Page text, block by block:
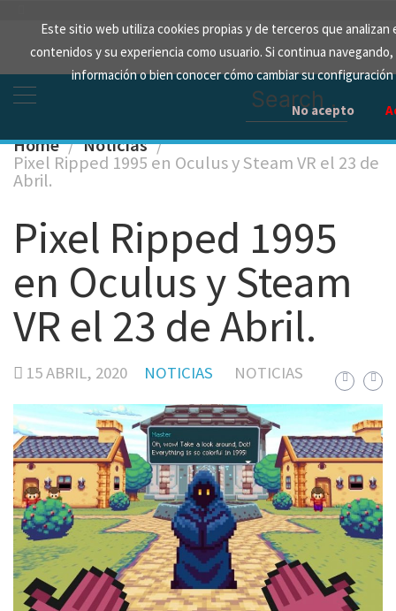
Este sitio web utiliza cookies propias y de terceros que
contenidos y su experiencia como usuario. Si continua
información o bien conocer cómo cambiar su
No acepto
content
Search
for:
Home Noticias
Pixel Ripped 1995 en Oculus y Steam VR el 23 de
Abril.
Pixel Ripped 1995
en Oculus y Steam
VR el 23 de Abril.
15 ABRIL, 2020 NOTICIAS NOTICIAS